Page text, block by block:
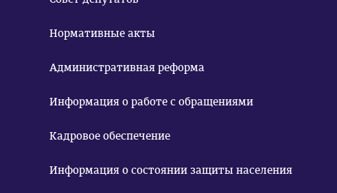
Нормативные акты
Административная реформа
Информация о работе с обращениями
Кадровое обеспечение
Информация о состоянии защиты населения